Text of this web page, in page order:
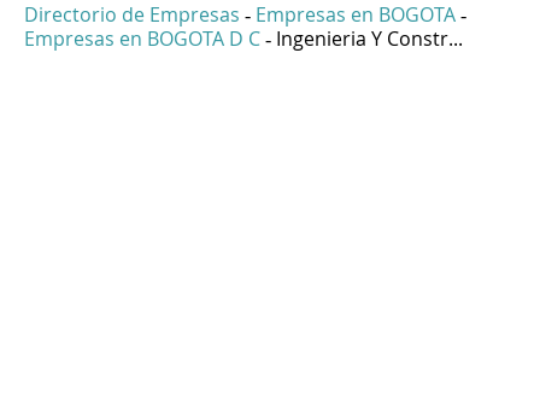
Directorio de Empresas - Empresas en BOGOTA -
Empresas en BOGOTA D C - Ingenieria Y Constr...